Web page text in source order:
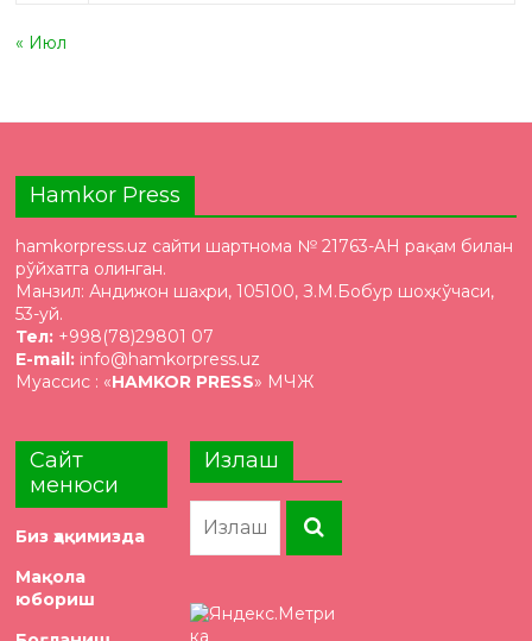
« Июл
Hamkor Press
hamkorpress.uz сайти шартнома № 21763-AH рақам билан
рўйхатга олинган.
Манзил: Андижон шаҳри, 105100, З.М.Бобур шоҳкўчаси,
53-уй.
Тел: +998(78)29801 07
E-mail: info@hamkorpress.uz
Муассис : «HAMKOR PRESS» МЧЖ
Сайт
менюси
Биз ҳақимизда
Мақола
юбориш
Излаш